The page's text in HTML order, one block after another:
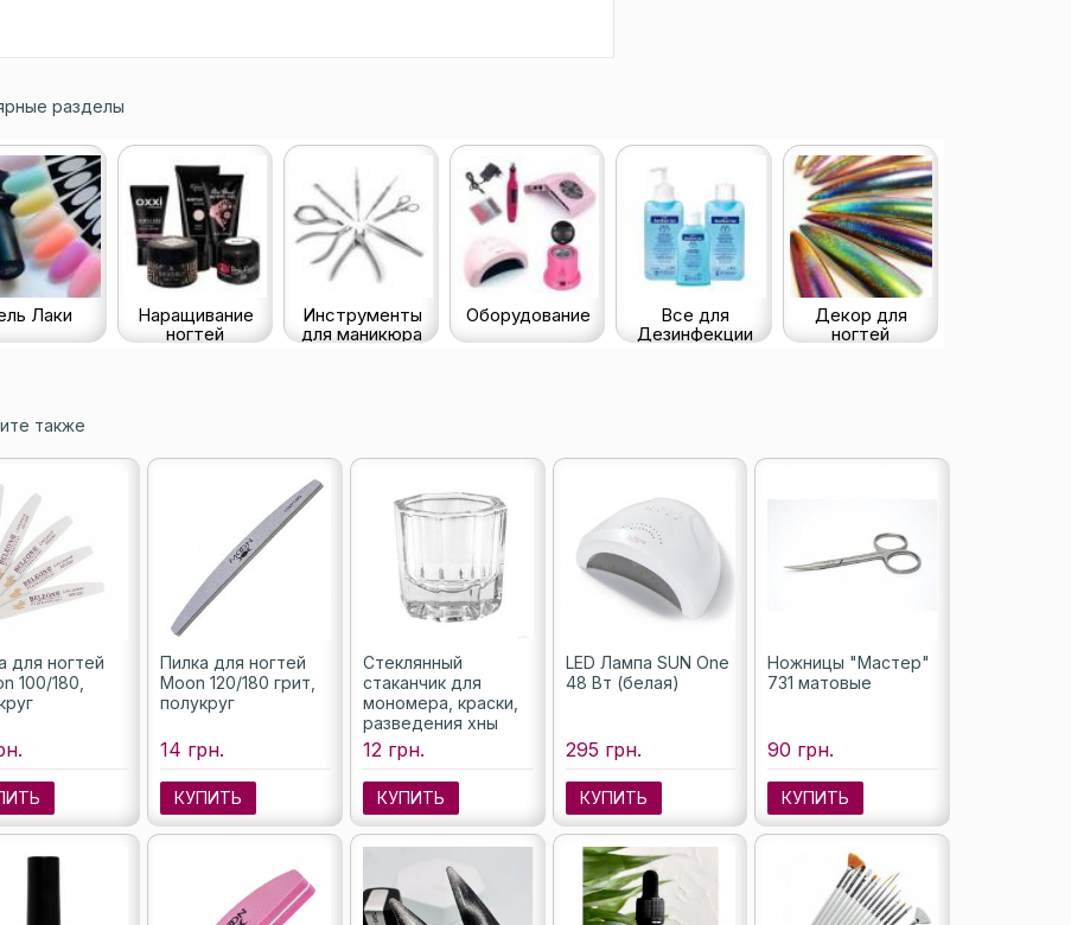
разделы
Лаки
Наращивание
ногтей
Инструменты
для маникюра
Оборудование
Все для
Дезинфекции
Декор для
ногтей
также
для ногтей
100/180,
Пилка для ногтей
Moon 120/180 грит,
полукруг
14 грн.
КУПИТЬ
Стеклянный
стаканчик для
мономера, краски,
разведения хны
12 грн.
КУПИТЬ
LED Лампа SUN One
48 Вт (белая)
295 грн.
КУПИТЬ
Ножницы "Мастер"
731 матовые
90 грн.
КУПИТЬ